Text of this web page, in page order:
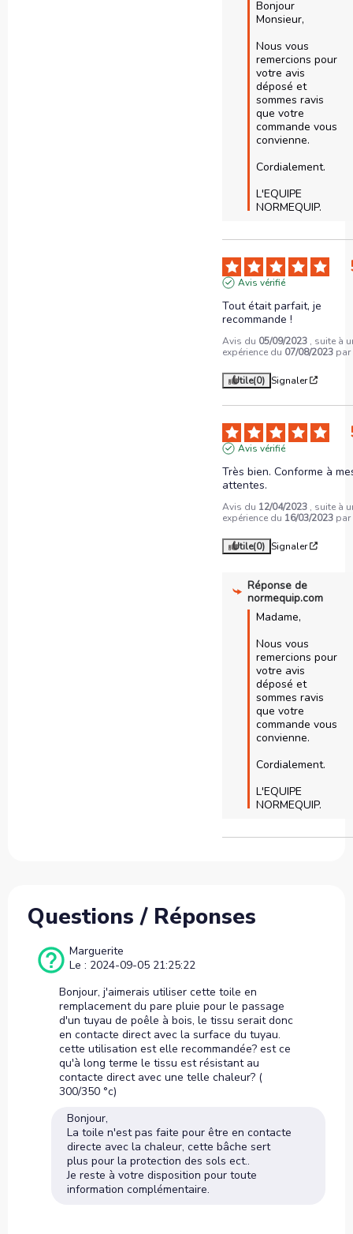
Bonjour
Monsieur,
Nous vous
remercions pour
votre avis
déposé et
sommes ravis
que votre
commande vous
convienne.
Cordialement.
L'EQUIPE
NORMEQUIP.
Avis vérifié
Tout était parfait, je
recommande !
Avis du 05/09/2023 , suite à
expérience du 07/08/2023 par
Utile(0) Signaler
Avis vérifié
Très bien. Conforme à
attentes.
Avis du 12/04/2023 , suite à
expérience du 16/03/2023 par
Utile(0) Signaler
Réponse de
normequip.com
Madame,
Nous vous
remercions pour
votre avis
déposé et
sommes ravis
que votre
commande vous
convienne.
Cordialement.
L'EQUIPE
NORMEQUIP.
Questions / Réponses
Marguerite
Le : 2024-09-05 21:25:22
Bonjour, j'aimerais utiliser cette toile en
remplacement du pare pluie pour le passage
d'un tuyau de poêle à bois, le tissu serait donc
en contacte direct avec la surface du tuyau.
cette utilisation est elle recommandée? est ce
qu'à long terme le tissu est résistant au
contacte direct avec une telle chaleur? (
300/350 °c)
Bonjour,
La toile n'est pas faite pour être en contacte
directe avec la chaleur, cette bâche sert
plus pour la protection des sols ect..
Je reste à votre disposition pour toute
information complémentaire.